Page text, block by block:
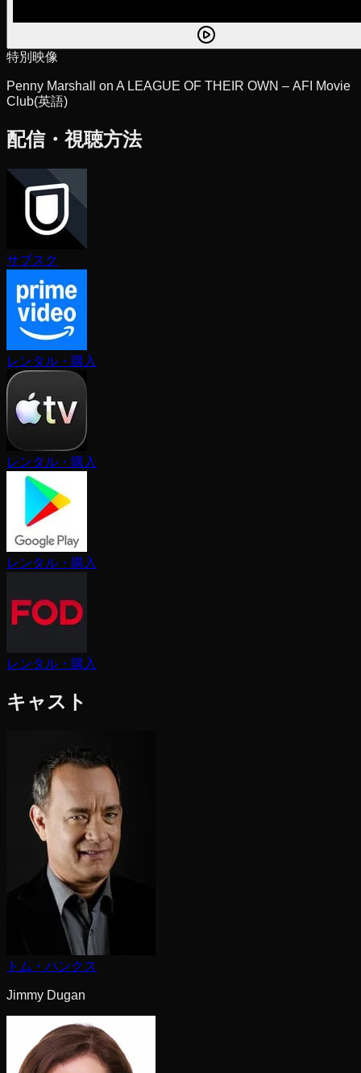
特別映像
Penny Marshall on A LEAGUE OF THEIR OWN – AFI Movie
Club(英語)
配信・視聴方法
サブスク
レンタル・購入
レンタル・購入
レンタル・購入
レンタル・購入
キャスト
トム・ハンクス
Jimmy Dugan